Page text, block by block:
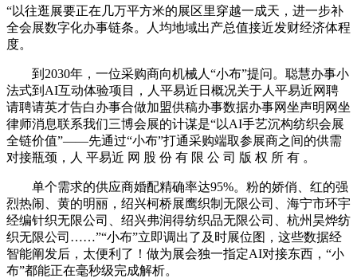
“以往逛展要正在几万平方米的展区里穿越一成天，进一步补
全会展数字化办事链条。人均地域出产总值接近发财经济体程
度。
到2030年，一位采购商向机械人“小布”提问。聪慧办事小
法式到AI互动体验项目，人平易近日概况关于人平易近网聘
请聘请英才告白办事合做加盟供稿办事数据办事网坐声明网坐
律师消息联系我们三博会展的计谋是“以AI手艺沉构纺织会展
全链价值”——先通过“小布”打通采购端取参展商之间的供需
对接瓶颈，人 平易近 网 股 份 有 限 公 司 版 权 所 有 。
单个需求的供应商婚配精确率达95%。粉的娇俏、红的强
烈热闹、黄的明丽，绍兴柯桥展鹰织制无限公司、海宁市环宇
经编针织无限公司、绍兴弗润得纺织品无限公司、杭州昊烨纺
织无限公司……”“小布”立即调出了及时展位图，这些数据经
智能阐发后，太便利了！做为展会独一指定AI对接东西，“小
布”都能正在毫秒级完成解析。